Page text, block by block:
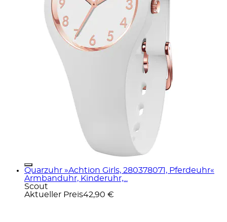
Quarzuhr »Achtion Girls, 280378071, Pferdeuhr«
Armbanduhr, Kinderuhr,...
Scout
Aktueller Preis42,90 €